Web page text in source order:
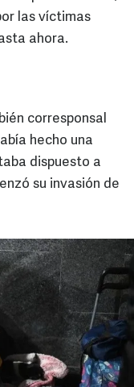
las víctimas
ahora.
corresponsal
hecho una
dispuesto a
su invasión de